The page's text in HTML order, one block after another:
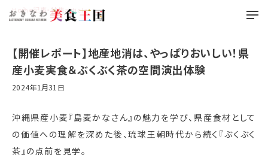
Home記事・特集 article
【開催レポート】地産地消は、やっぱりおいしい！県
産小麦実食＆ぶくぶく茶の空間演出体験
2024年1月31日
沖縄県産小麦『島麦かなさん』の魅力を学び、県産食材として
の価値への理解を深めた後、琉球王朝時代から続く『ぶくぶく
茶』の点前を見学。